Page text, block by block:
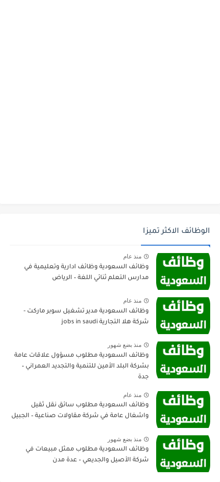
الوظائف الاكثر تميزا
منذ عام
وظائف السعودية وظائف ادارية وتعليمية في
مدارس التعلم ثنائي اللغة – الرياض
منذ عام
وظائف السعودية مدير تشغيل سوبر ماركت -
شركة هلا التجارية jobs in saudi
منذ بضع شهور
وظائف السعودية مطلوب مسؤول علاقات عامة
بشركة البلد الأمين للتنمية والتجديد العمراني –
جدة
منذ عام
وظائف السعودية مطلوب سائق نقل ثقيل
واشغال عامة في شركة مقاولات صناعية – الجبيل
منذ بضع شهور
وظائف السعودية مطلوب ممثل مبيعات في
شركة الأصيل والجديعي – عدة مدن